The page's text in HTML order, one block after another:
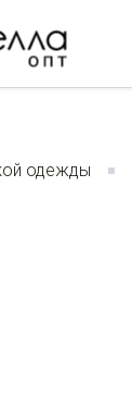
одежды